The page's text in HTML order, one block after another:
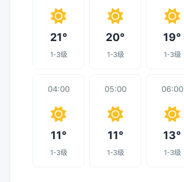
21°
1-3级
20°
1-3级
19°
1-3级
04:00
11°
1-3级
05:00
11°
1-3级
06:00
13°
1-3级